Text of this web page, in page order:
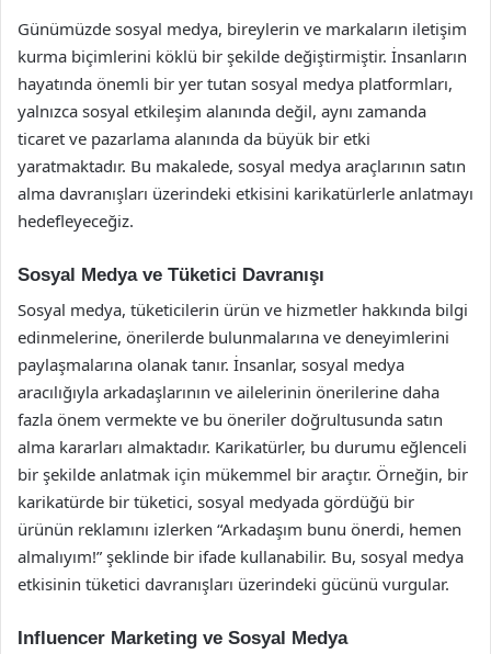
Günümüzde sosyal medya, bireylerin ve markaların iletişim
kurma biçimlerini köklü bir şekilde değiştirmiştir. İnsanların
hayatında önemli bir yer tutan sosyal medya platformları,
yalnızca sosyal etkileşim alanında değil, aynı zamanda
ticaret ve pazarlama alanında da büyük bir etki
yaratmaktadır. Bu makalede, sosyal medya araçlarının satın
alma davranışları üzerindeki etkisini karikatürlerle anlatmayı
hedefleyeceğiz.
Sosyal Medya ve Tüketici Davranışı
Sosyal medya, tüketicilerin ürün ve hizmetler hakkında bilgi
edinmelerine, önerilerde bulunmalarına ve deneyimlerini
paylaşmalarına olanak tanır. İnsanlar, sosyal medya
aracılığıyla arkadaşlarının ve ailelerinin önerilerine daha
fazla önem vermekte ve bu öneriler doğrultusunda satın
alma kararları almaktadır. Karikatürler, bu durumu eğlenceli
bir şekilde anlatmak için mükemmel bir araçtır. Örneğin, bir
karikatürde bir tüketici, sosyal medyada gördüğü bir
ürünün reklamını izlerken “Arkadaşım bunu önerdi, hemen
almalıyım!” şeklinde bir ifade kullanabilir. Bu, sosyal medya
etkisinin tüketici davranışları üzerindeki gücünü vurgular.
Influencer Marketing ve Sosyal Medya